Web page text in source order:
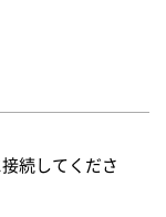
続してくださ